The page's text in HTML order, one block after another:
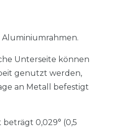
Unterseite können
genutzt werden,
an Metall befestigt
0,029° (0,5